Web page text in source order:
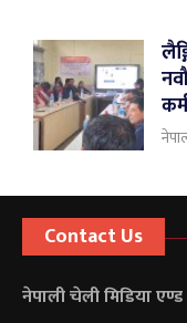
Contact Us
नेपाली चेली मिडिया एण्ड